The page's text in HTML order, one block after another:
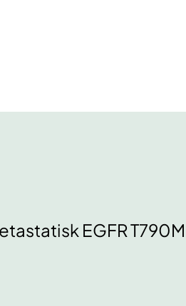
EGFR